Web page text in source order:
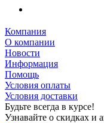
Компания
О компании
Новости
Информация
Помощь
Условия оплаты
Условия доставки
Будьте всегда в курсе!
Узнавайте о скидках и